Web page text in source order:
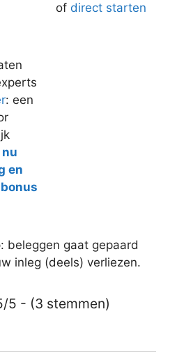
: een
nu
en
of direct starten
beleggen gaat gepaard
inleg (deels) verliezen.
5 - (3 stemmen)